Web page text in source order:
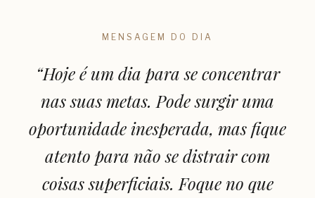
MENSAGEM DO DIA
“Hoje é um dia para se concentrar
nas suas metas. Pode surgir uma
oportunidade inesperada, mas fique
atento para não se distrair com
coisas superficiais. Foque no que